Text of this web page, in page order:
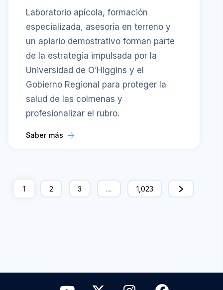
Laboratorio apícola, formación
especializada, asesoría en terreno y
un apiario demostrativo forman parte
de la estrategia impulsada por la
Universidad de O’Higgins y el
Gobierno Regional para proteger la
salud de las colmenas y
profesionalizar el rubro.
Saber más
1 2 3 … 1,023